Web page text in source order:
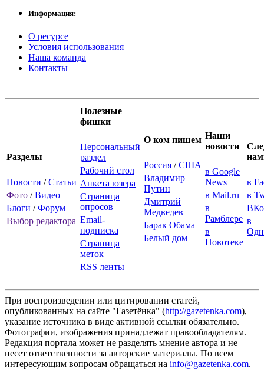
Информация:
О ресурсе
Условия использования
Наша команда
Контакты
Разделы
Новости /Статьи
Фото /Видео
Блоги /Форум
Выбор редактора
Полезные
фишки
Персональный
раздел
Рабочий стол
Анкета юзера
Страница
опросов
Email-
подписка
Страница
меток
RSS ленты
О ком пишем
Россия /США
Владимир
Путин
Дмитрий
Медведев
Барак Обама
Белый дом
Наши
новости
в Google
News
в Mail.ru
в
Рамблере
в
Новотеке
в
в
в
При воспроизведении или цитировании статей,
опубликованных на сайте "Газетёнка" (http://gazetenka.com),
указание источника в виде активной ссылки обязательно.
Фотографии, изображения принадлежат правообладателям.
Редакция портала может не разделять мнение автора и не
несет ответственности за авторские материалы. По всем
интересующим вопросам обращаться на info@gazetenka.com.